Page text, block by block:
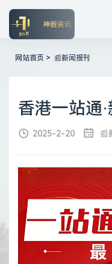
网站首页 > 📰新闻报刊
香港一站通
2025-2-20 📰